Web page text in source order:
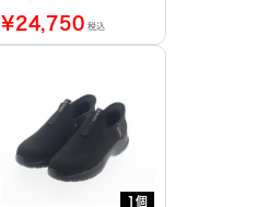
（黒）
¥24,750 税込
1個